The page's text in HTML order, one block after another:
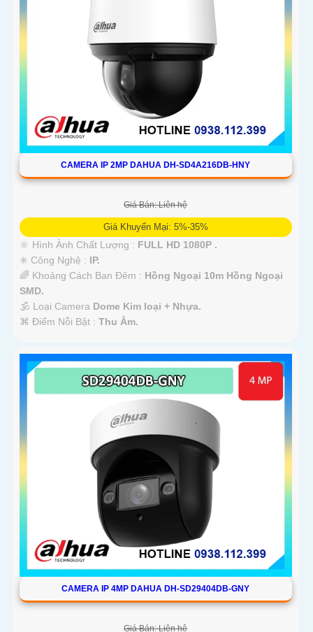
CAMERA IP 2MP DAHUA DH-SD4A216DB-HNY
Giá Bán: Liên hệ
Giá Khuyến Mại: 5%-35%
🔆 Hình Ành Chất Lượng : FULL HD 1080P .
✳️ Công Nghệ : IP.
🌈 Khoảng Cách Ban Đêm : Hồng Ngoại 10m Hồng Ngoại
SMD.
🕉️ Loại Camera Dome Kim loại + Nhựa.
️⌘ Điểm Nỗi Bật : Thu Âm.
CAMERA IP 4MP DAHUA DH-SD29404DB-GNY
Giá Bán: Liên hệ